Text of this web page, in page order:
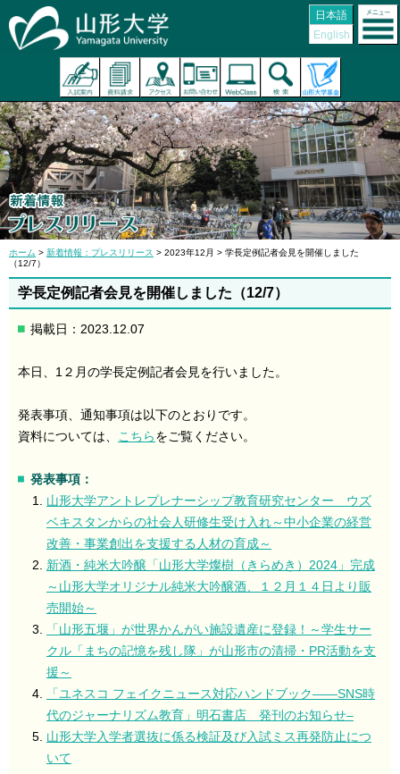
日本語
English
ホーム > 新着情報：プレスリリース > 2023年12月 > 学長定例記者会見を開催しました
（12/7）
学長定例記者会見を開催しました（12/7）
掲載日：2023.12.07
本日、1２月の学長定例記者会見を行いました。
発表事項、通知事項は以下のとおりです。
資料については、
こちらをご覧ください。
発表事項：
山形大学アントレプレナーシップ教育研究センター ウズ
ベキスタンからの社会人研修生受け入れ～中小企業の経営
改善・事業創出を支援する人材の育成～
新酒・純米大吟醸「山形大学燦樹（きらめき）2024」完成
～山形大学オリジナル純米大吟醸酒、１２月１４日より販
売開始～
「山形五堰」が世界かんがい施設遺産に登録！～学生サー
クル「まちの記憶を残し隊」が山形市の清掃・PR活動を支
援～
「ユネスコ フェイクニュース対応ハンドブック――SNS時
代のジャーナリズム教育」明石書店 発刊のお知らせ–
山形大学入学者選抜に係る検証及び入試ミス再発防止につ
いて